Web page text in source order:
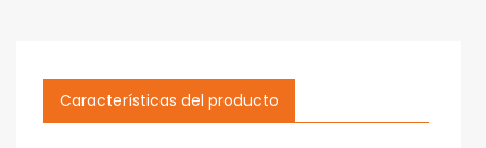
Características del producto